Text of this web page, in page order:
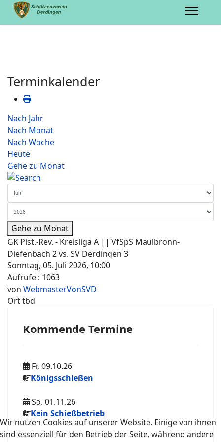
Terminkalender
Nach Jahr
Nach Monat
Nach Woche
Heute
Gehe zu Monat
Gehe zu Monat
GK Pist.-Rev. - Kreisliga A || VfSpS Maulbronn-
Diefenbach 2 vs. SV Derdingen 3
Sonntag, 05. Juli 2026, 10:00
Aufrufe : 1063
von WebmasterVonSVD
Orttbd
Kommende Termine
Fr, 09.10.26
Königsschießen
So, 01.11.26
Kein Schießbetrieb
Wir nutzen Cookies auf unserer Website. Einige von ihnen
sind essenziell für den Betrieb der Seite, während andere